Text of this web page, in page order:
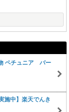
ペチュニア バー
施中】楽天でんき